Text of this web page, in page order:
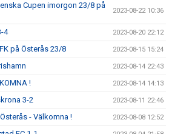
Cupen imorgon 23/8 på
2023-08-22 10:36
4 2023-08-20 22:12
på Österås 23/8 2023-08-15 15:24
2023-08-14 22:43
! 2023-08-14 14:13
3-2 2023-08-11 22:46
- Välkomna ! 2023-08-08 12:52